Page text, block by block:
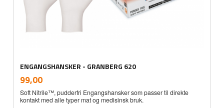
ENGANGSHANSKER - GRANBERG 620
Pris
99,00mva.
Soft Nitrile™, pudderfri Engangshansker som passer til direkte
kontakt med alle typer mat og medisinsk bruk.